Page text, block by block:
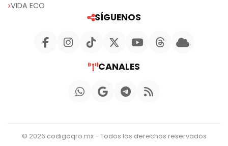
VIDA ECO
SÍGUENOS
CANALES
© 2026 codigoqro.mx - Todos los derechos reservados